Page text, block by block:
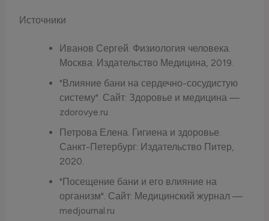
Источники
Иванов Сергей. Физиология человека.
Москва: Издательство Медицина, 2019.
"Влияние бани на сердечно-сосудистую
систему". Сайт: Здоровье и медицина —
zdorovye.ru
Петрова Елена. Гигиена и здоровье.
Санкт-Петербург: Издательство Питер,
2020.
"Посещение бани и его влияние на
организм". Сайт: Медицинский журнал —
medjournal.ru